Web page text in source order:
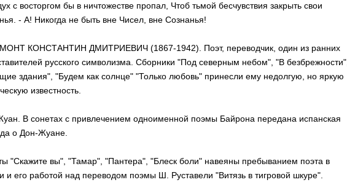
с восторгом бы в ничтожестве пропал, Чтоб тьмой бесчувствия закрыть свои
- А! Никогда не быть вне Чисел, вне Сознанья!
КОНСТАНТИН ДМИТРИЕВИЧ (1867-1942). Поэт, переводчик, один из ранних
русского символизма. Сборники "Под северным небом", "В безбрежности",
здания", "Будем как солнце" "Только любовь" принесли ему недолгую, но яркую
известность.
В сонетах с привлечением одноименной поэмы Байрона передана испанская
о Дон-Жуане.
"Скажите вы", "Тамар", "Пантера", "Блеск боли" навеяны пребыванием поэта в
и его работой над переводом поэмы Ш. Руставели "Витязь в тигровой шкуре".